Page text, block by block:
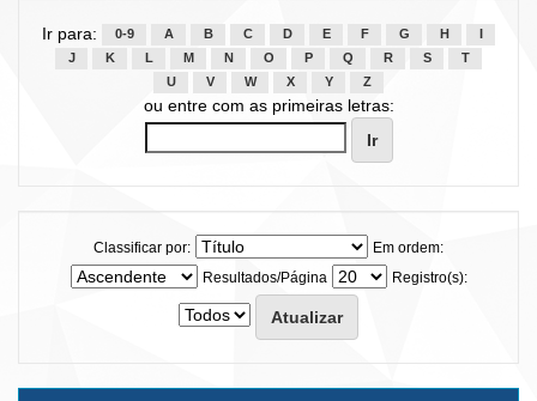
Ir para: 0-9 A B C D E F G H
J
K L M N O P Q R S
T
U
V W X Y Z
ou entre com as primeiras letras:
Classificar por:
Em ordem:
Resultados/Página
Registro(s):